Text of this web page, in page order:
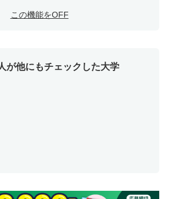
この機能をOFF
が他にもチェックした大学